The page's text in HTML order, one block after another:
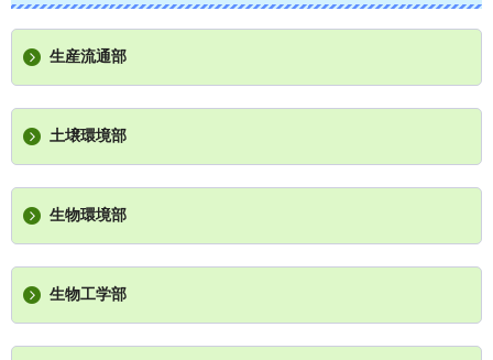
生産流通部
土壌環境部
生物環境部
生物工学部